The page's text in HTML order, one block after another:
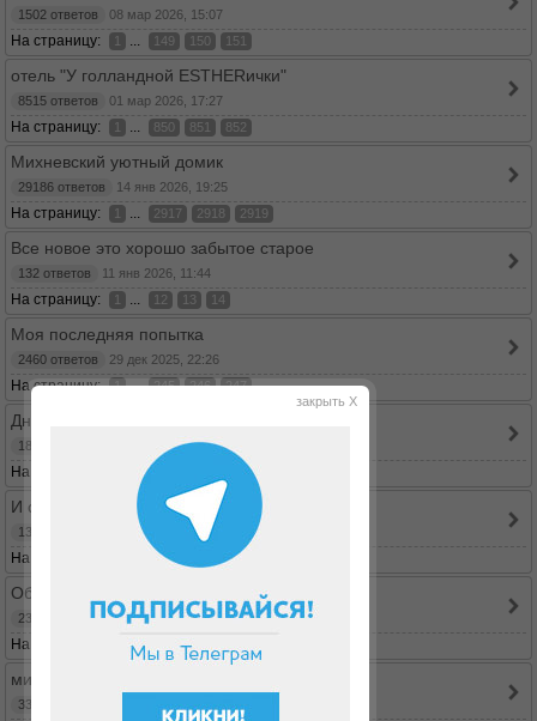
1502 ответов 08 мар 2026, 15:07
На страницу: 1 ... 149 150 151
отель "У голландной ESTHERички"
8515 ответов 01 мар 2026, 17:27
На страницу: 1 ... 850 851 852
Михневский уютный домик
29186 ответов 14 янв 2026, 19:25
На страницу: 1 ... 2917 2918 2919
Все новое это хорошо забытое старое
132 ответов 11 янв 2026, 11:44
На страницу: 1 ... 12 13 14
Моя последняя попытка
2460 ответов 29 дек 2025, 22:26
На страницу: 1 ... 245 246 247
Дневничок
18 ответов 05 ноя 2025, 16:37
На страницу:
И снова здравствуйте!
131 ответов 03 окт 2025, 07:50
На страницу: 12
Обратный отсчет и работа над ошибками
2335 ответов 09 авг 2025, 06:42
На страницу: ... 232 233
минус 45 буду ягодка опять
3368 ответов 09 июл 2025, 13:31
закрыть X